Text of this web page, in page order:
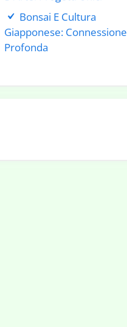
Bonsai E Cultura
Giapponese: Connessione
Profonda